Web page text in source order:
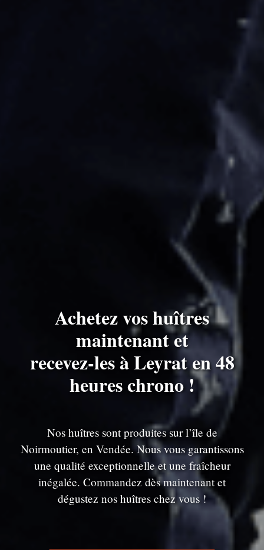
Achetez vos huîtres
maintenant et
recevez-les à Leyrat en 48
heures chrono !
Nos huîtres sont produites sur l’île de
Noirmoutier, en Vendée. Nous vous garantissons
une qualité exceptionnelle et une fraîcheur
inégalée. Commandez dès maintenant et
dégustez nos huîtres chez vous !